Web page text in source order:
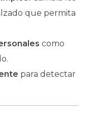
que permita
como
para detectar